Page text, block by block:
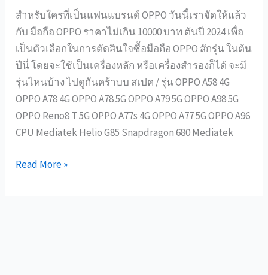
สำหรับใครที่เป็นแฟนแบรนด์ OPPO วันนี้เราจัดให้แล้ว
กับ มือถือ OPPO ราคาไม่เกิน 10000 บาท ต้นปี 2024 เพื่อ
เป็นตัวเลือกในการตัดสินใจซื้อมือถือ OPPO สักรุ่น ในต้น
ปีนี่ โดยจะใช้เป็นเครื่องหลัก หรือเครื่องสำรองก็ได้ จะมี
รุ่นไหนบ้าง ไปดูกันคร้าบบ สเปค / รุ่น OPPO A58 4G
OPPO A78 4G OPPO A78 5G OPPO A79 5G OPPO A98 5G
OPPO Reno8 T 5G OPPO A77s 4G OPPO A77 5G OPPO A96
CPU Mediatek Helio G85 Snapdragon 680 Mediatek
Read More »